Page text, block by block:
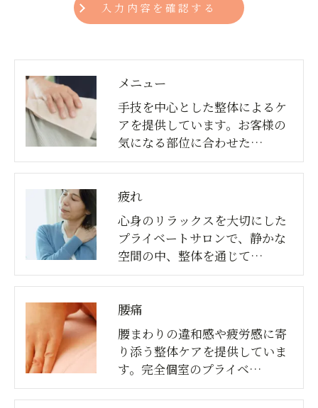
当社では、お客様の個人情報の開示･訂正･削除・利
ご本人である事を確認のうえ、対応させて頂きま
す。
個人情報の開示･訂正･削除・利用停止の具体的手続
きにつきましては、お電話でお問合せ下さい。
メニュー
手技を中心とした整体によるケ
アを提供しています。お客様の
気になる部位に合わせた…
疲れ
心身のリラックスを大切にした
プライベートサロンで、静かな
空間の中、整体を通じて…
腰痛
腰まわりの違和感や疲労感に寄
り添う整体ケアを提供していま
す。完全個室のプライベ…
お問い合わせはこちら